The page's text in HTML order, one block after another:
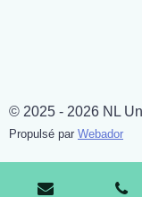
© 2025 - 2026 NL
Propulsé par Webador